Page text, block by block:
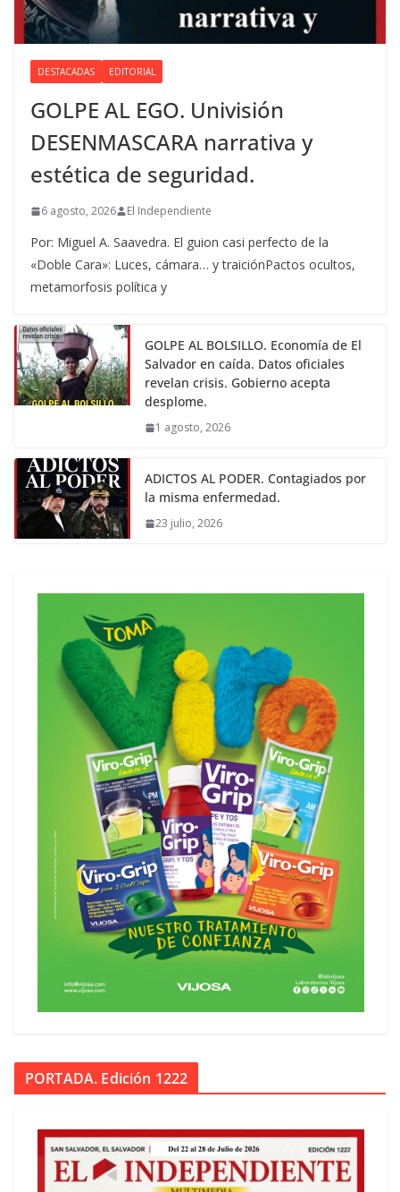
DESTACADAS EDITORIAL
GOLPE AL EGO. Univisión
DESENMASCARA narrativa y
estética de seguridad.
6 agosto, 2026 El Independiente
Por: Miguel A. Saavedra. El guion casi perfecto de la
«Doble Cara»: Luces, cámara… y traiciónPactos ocultos,
metamorfosis política y
GOLPE AL BOLSILLO. Economía de El
Salvador en caída. Datos oficiales
revelan crisis. Gobierno acepta
desplome.
1 agosto, 2026
ADICTOS AL PODER. Contagiados por
la misma enfermedad.
23 julio, 2026
PORTADA. Edición 1222